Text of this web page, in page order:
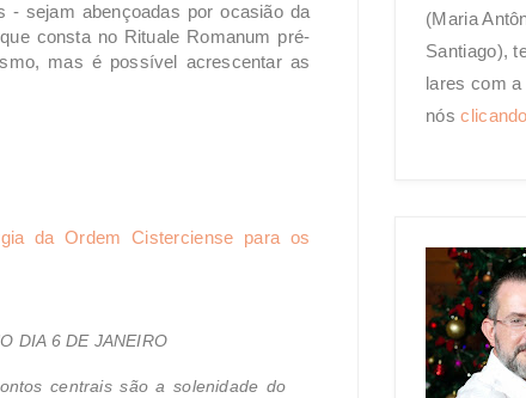
sejam abençoadas por ocasião da
consta no Rituale Romanum pré-
mas é possível acrescentar as
da Ordem Cisterciense para os
DIA 6 DE JANEIRO
centrais são a solenidade do
(Maria
Santiago),
lares com
nós